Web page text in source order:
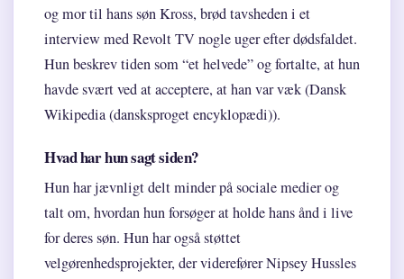
og mor til hans søn Kross, brød tavsheden i et
interview med Revolt TV nogle uger efter dødsfaldet.
Hun beskrev tiden som “et helvede” og fortalte, at hun
havde svært ved at acceptere, at han var væk (Dansk
Wikipedia (dansksproget encyklopædi)).
Hvad har hun sagt siden?
Hun har jævnligt delt minder på sociale medier og
talt om, hvordan hun forsøger at holde hans ånd i live
for deres søn. Hun har også støttet
velgørenhedsprojekter, der viderefører Nipsey Hussles